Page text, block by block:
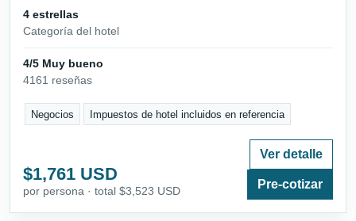
4 estrellas
Categoría del hotel
4/5 Muy bueno
4161 reseñas
Negocios Impuestos de hotel incluidos en referencia
$1,761 USD
por persona · total $3,523 USD
Ver detalle
Pre-cotizar